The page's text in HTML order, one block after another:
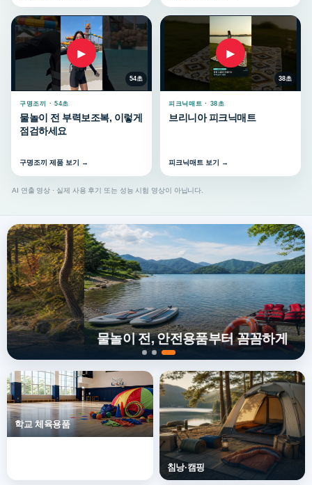
▶
54초
구명조끼 · 54초
물놀이 전 부력보조복, 이렇게
점검하세요
구명조끼 제품 보기 →
▶
38초
피크닉매트 · 38초
브리니아 피크닉매트
피크닉매트 보기 →
AI 연출 영상 · 실제 사용 후기 또는 성능 시험 영상이 아닙니다.